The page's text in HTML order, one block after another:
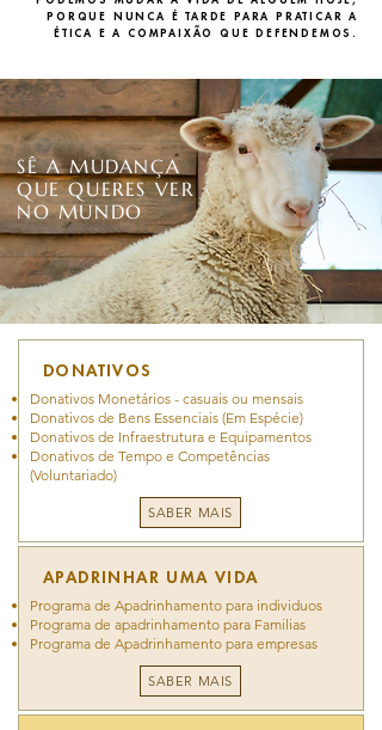
PORQUE NUNCA É TARDE PARA PRATICAR A
ÉTICA E A COMPAIXÃO QUE DEFENDEMOS.
SÊ A MUDANÇA
QUE QUERES VER
NO MUNDO
DONATIVOS
Donativos Monetários - casuais ou mensais
Donativos de Bens Essenciais (Em Espécie)
Donativos de Infraestrutura e Equipamentos
Donativos de Tempo e Competências
(Voluntariado)
SABER MAIS
APADRINHAR UMA VIDA
Programa de Apadrinhamento para individuos​
Programa de apadrinhamento para Familias​
Programa de Apadrinhamento para empresas
SABER MAIS